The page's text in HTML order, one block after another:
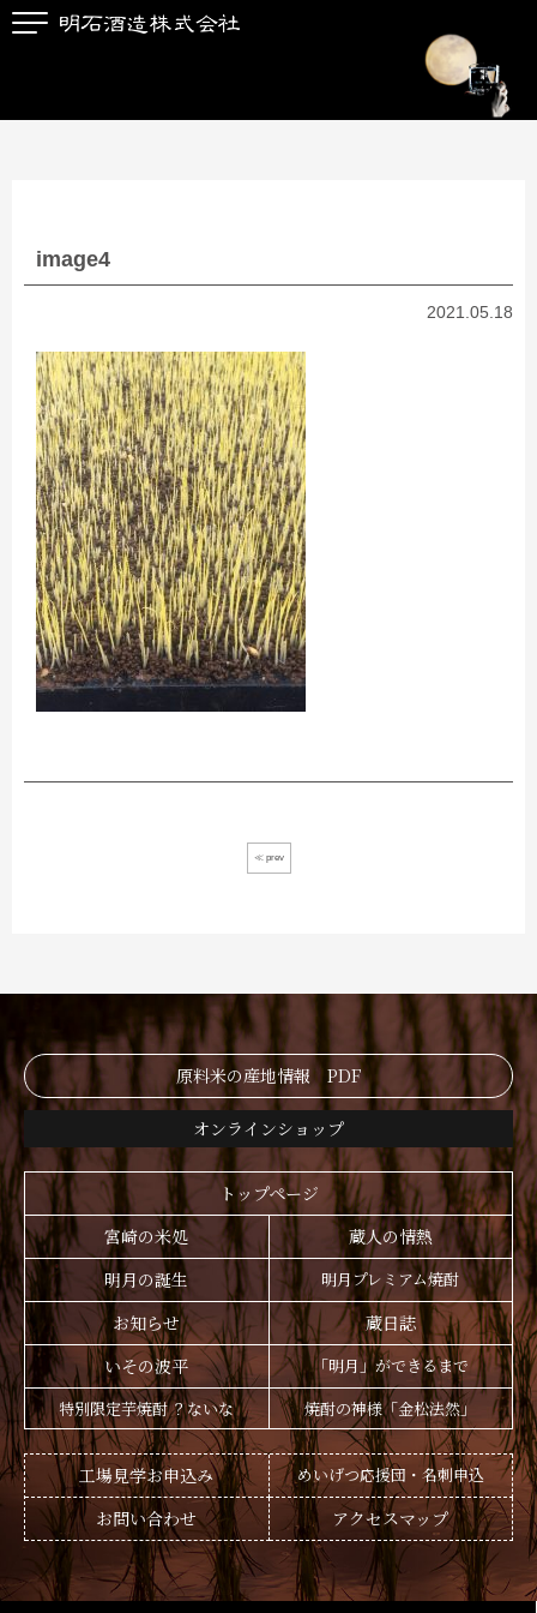
image4
2021.05.18
≪ prev
原料米の産地情報 PDF
オンラインショップ
トップページ
宮崎の米処
蔵人の情熱
明月の誕生
明月プレミアム焼酎
お知らせ
蔵日誌
いその波平
「明月」ができるまで
特別限定芋焼酎 ？ないな
焼酎の神様「金松法然」
工場見学お申込み めいげつ応援団・名刺申込
お問い合わせ アクセスマップ